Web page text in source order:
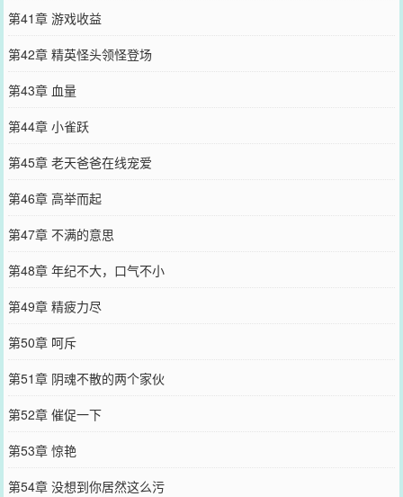
第41章 游戏收益
第42章 精英怪头领怪登场
第43章 血量
第44章 小雀跃
第45章 老天爸爸在线宠爱
第46章 高举而起
第47章 不满的意思
第48章 年纪不大，口气不小
第49章 精疲力尽
第50章 呵斥
第51章 阴魂不散的两个家伙
第52章 催促一下
第53章 惊艳
第54章 没想到你居然这么污